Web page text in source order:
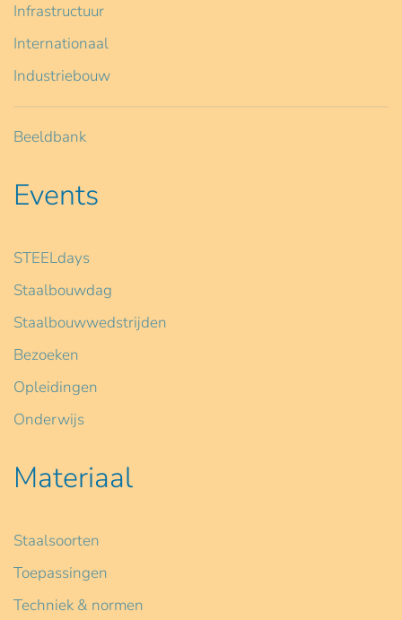
Infrastructuur
Internationaal
Industriebouw
Beeldbank
Events
STEELdays
Staalbouwdag
Staalbouwwedstrijden
Bezoeken
Opleidingen
Onderwijs
Materiaal
Staalsoorten
Toepassingen
Techniek & normen